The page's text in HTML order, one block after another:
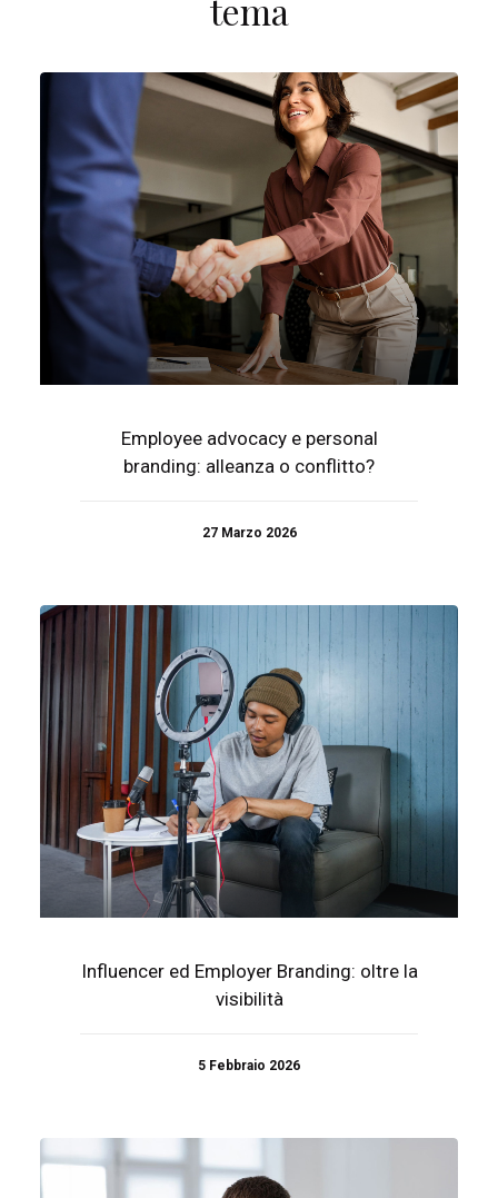
tema
Employee advocacy e personal
branding: alleanza o conflitto?
27 Marzo 2026
Influencer ed Employer Branding: oltre la
visibilità
5 Febbraio 2026